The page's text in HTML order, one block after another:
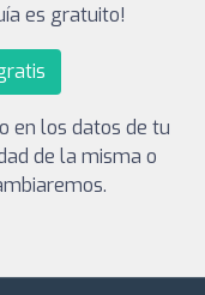
es gratuito!
en los datos de tu
de la misma o